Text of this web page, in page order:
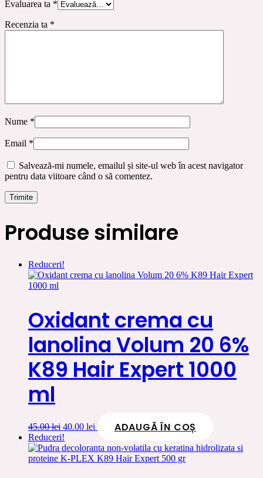
Evaluarea ta *
Recenzia ta *
Nume *
Email *
Salvează-mi numele, emailul și site-ul web în acest navigator
pentru data viitoare când o să comentez.
Produse similare
Reduceri!
Oxidant crema cu
lanolina Volum 20 6%
K89 Hair Expert 1000
ml
45.00lei Prețul
inițial
a
fost:
40.00 lei Prețul
este:
40.00 lei.
ADAUGĂ ÎN COȘ
Reduceri!